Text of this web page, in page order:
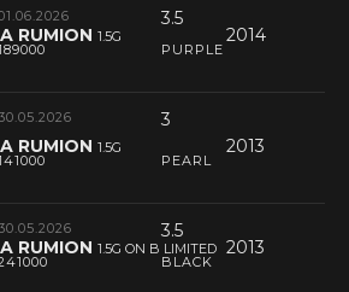
3.5
RUMION 1.5G 2014
PURPLE
30.05.2026
3
RUMION 1.5G 2013
PEARL
30.05.2026 3.5
RUMION 1.5G ON B LIMITED 2013
BLACK